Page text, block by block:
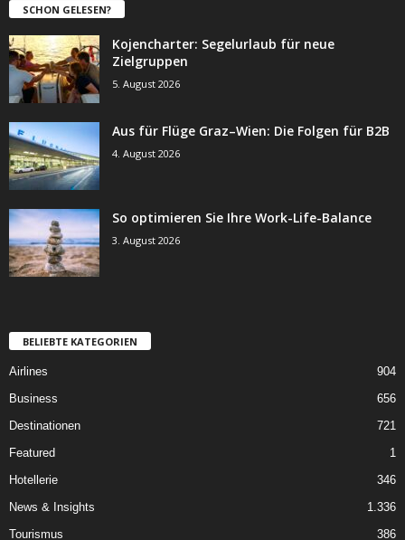
SCHON GELESEN?
Kojencharter: Segelurlaub für neue
Zielgruppen
5. August 2026
Aus für Flüge Graz–Wien: Die Folgen für B2B
4. August 2026
So optimieren Sie Ihre Work-Life-Balance
3. August 2026
BELIEBTE KATEGORIEN
Airlines
904
Business
656
Destinationen
721
Featured
1
Hotellerie
346
News & Insights
1.336
Tourismus
386